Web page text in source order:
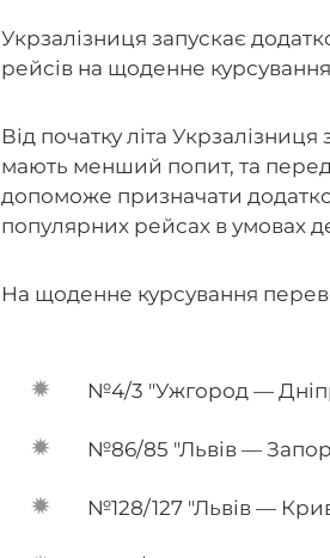
Укрзалізниця запускає
рейсів на щоденне
Від початку літа
мають менший попит, та
допоможе призначати
популярних рейсах в умовах
На щоденне курсування
№4/3 "Ужгород —
№86/85 "Львів —
№128/127 "Львів —